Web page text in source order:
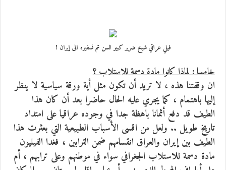
فيلي عراقي شيخ ضرير كبير السن تم نسفيره الى إيران !
خامسا : لماذا كانوا مادة دسمة للاستلاب ؟
ان وقفتنا هذه ، لا تريد أن تكون مثل أية ورقة سياسية لا ينظر
إليها باهتمام ، كما يجري عليه الحال حاضرا بعد أن كان هذا
الطيف قد دفع أثمانا باهظة جدا في وجوده عراقيا على امتداد
تاريخ طويل .. ولعل من اقسى الأسباب الطبيعية التي بعثرت هذا
الطيف بين إيران والعراق انقسامهم ضمن الترابين ، فغدا الفيليون
مادة دسمة للاستلاب الجغرافي سواء في موطنهم وعلى ترابهم ، أم